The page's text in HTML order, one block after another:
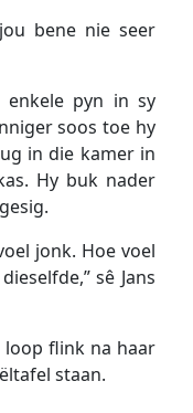
bene nie seer
enkele pyn in sy
soos toe hy
in die kamer in
Hy buk nader
jonk. Hoe voel
sê Jans
loop flink na haar
staan.